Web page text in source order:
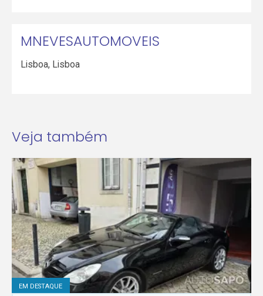
MNEVESAUTOMOVEIS
Lisboa, Lisboa
Veja também
EM DESTAQUE